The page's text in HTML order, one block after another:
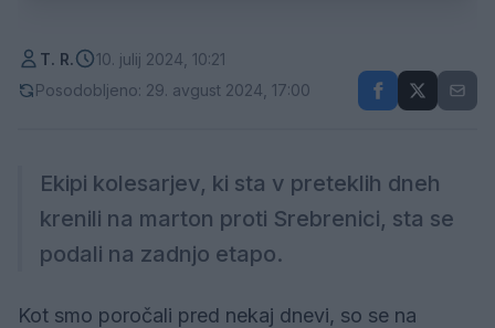
T. R.
10. julij 2024, 10:21
Posodobljeno: 29. avgust 2024, 17:00
Ekipi kolesarjev, ki sta v preteklih dneh
krenili na marton proti Srebrenici, sta se
podali na zadnjo etapo.
Kot smo poročali pred nekaj dnevi, so se na